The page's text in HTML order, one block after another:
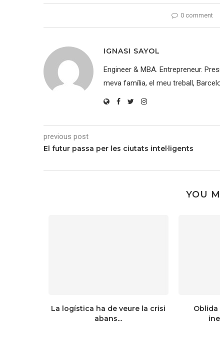
0 comment
IGNASI SAYOL
Engineer & MBA. Entrepreneur.
meva família, el meu treball,
previous post
El futur passa per les ciutats intel·ligents
YOU
La logística ha de veure la crisi
abans...